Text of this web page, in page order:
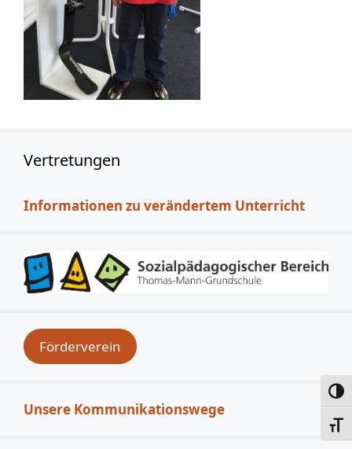
Vertretungen
Informationen zu verändertem Unterricht
Förderverein
Unsere Kommunikationswege